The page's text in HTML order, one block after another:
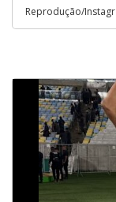
Reprodução/